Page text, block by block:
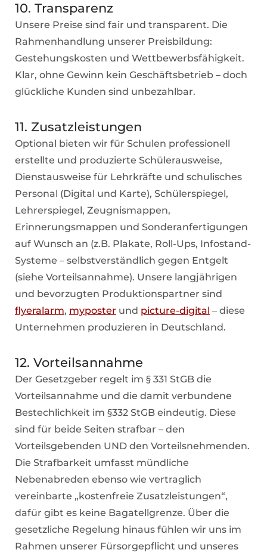
10. Transparenz
Unsere Preise sind fair und transparent. Die
Rahmenhandlung unserer Preisbildung:
Gestehungskosten und Wettbewerbsfähigkeit.
Klar, ohne Gewinn kein Geschäftsbetrieb – doch
glückliche Kunden sind unbezahlbar.
11. Zusatzleistungen
Optional bieten wir für Schulen professionell
erstellte und produzierte Schülerausweise,
Dienstausweise für Lehrkräfte und schulisches
Personal (Digital und Karte), Schülerspiegel,
Lehrerspiegel, Zeugnismappen,
Erinnerungsmappen und Sonderanfertigungen
auf Wunsch an (z.B. Plakate, Roll-Ups, Infostand-
Systeme – selbstverständlich gegen Entgelt
(siehe Vorteilsannahme). Unsere langjährigen
und bevorzugten Produktionspartner sind
flyeralarm, myposter und picture-digital – diese
Unternehmen produzieren in Deutschland.
12. Vorteilsannahme
Der Gesetzgeber regelt im § 331 StGB die
Vorteilsannahme und die damit verbundene
Bestechlichkeit im §332 StGB eindeutig. Diese
sind für beide Seiten strafbar – den
Vorteilsgebenden UND den Vorteilsnehmenden.
Die Strafbarkeit umfasst mündliche
Nebenabreden ebenso wie vertraglich
vereinbarte „kostenfreie Zusatzleistungen“,
dafür gibt es keine Bagatellgrenze. Über die
gesetzliche Regelung hinaus fühlen wir uns im
Rahmen unserer Fürsorgepflicht und unseres